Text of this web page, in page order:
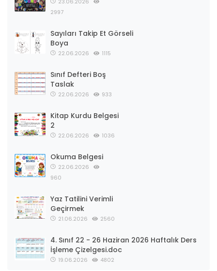
23.06.2026
2997
Sayıları Takip Et Görseli
Boya
22.06.2026 1115
Sınıf Defteri Boş
Taslak
22.06.2026 933
Kitap Kurdu Belgesi
2
22.06.2026 1036
Okuma Belgesi
22.06.2026
960
Yaz Tatilini Verimli
Geçirmek
21.06.2026 2560
4. Sınıf 22 - 26 Haziran 2026 Haftalık Ders
İşleme Çizelgesi.doc
19.06.2026 4802